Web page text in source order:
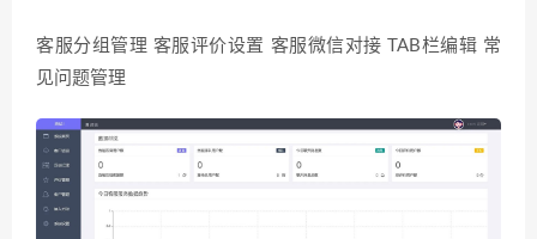
客服分组管理 客服评价设置 客服微信对接 TAB栏编辑 常
见问题管理